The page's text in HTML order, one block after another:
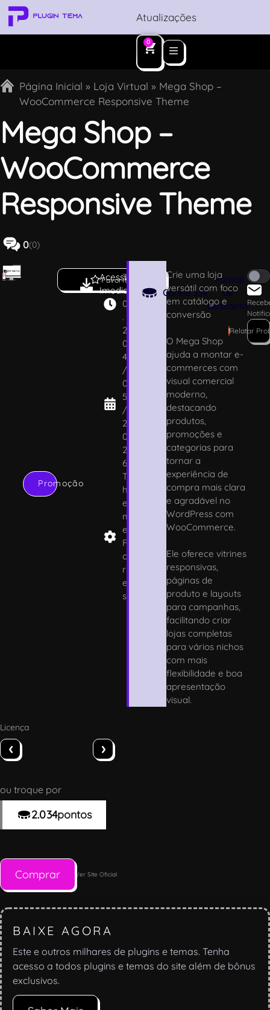
Atualizações
0
Página Inicial » Loja Virtual » Mega Shop –
WooCommerce Responsive Theme
Mega Shop –
WooCommerce
Responsive Theme
0(0)
Promoção
Favoritar
Acesso
Imediato
3
.
0
.
2
0
4
/
0
5
/
2
0
2
6
T
h
e
m
e
F
o
r
e
st
Ganhe339
Pontos
de
Desconto
Crie uma loja
versátil com foco
em catálogo e
conversão
O Mega Shop
ajuda a montar e-
commerces com
visual comercial
moderno,
destacando
produtos,
promoções e
categorias para
tornar a
experiência de
compra mais clara
e agradável no
WordPress com
WooCommerce.
Ele oferece vitrines
responsivas,
páginas de
produto e layouts
para campanhas,
facilitando criar
lojas completas
para vários nichos
com mais
flexibilidade e boa
apresentação
visual.
!Relatar
Licença
‹ ›
ou troque por
2.034pontos
Comprar Ver Site Oficial
BAIXE AGORA
Este e outros milhares de plugins e temas. Tenha
acesso a todos plugins e temas do site além de bônus
exclusivos.